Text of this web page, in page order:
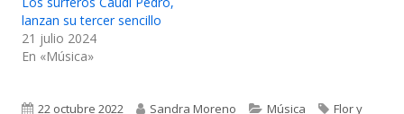
lanzan su tercer sencillo
21 julio 2024
En «Música»
Publicado
22 octubre 2022 Autor
Sandra Moreno Categorías
Música Etiquetas
Flor y